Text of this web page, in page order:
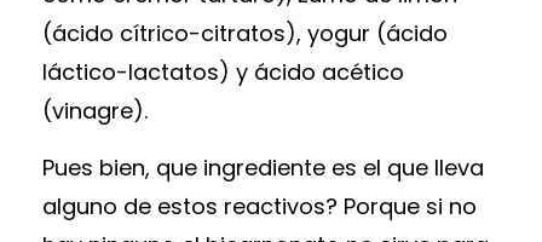
(ácido cítrico-citratos), yogur (ácido
láctico-lactatos) y ácido acético
(vinagre).
Pues bien, que ingrediente es el que lleva
alguno de estos reactivos? Porque si no